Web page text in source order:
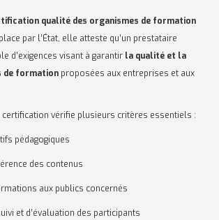
qualité des organismes de formation
par l’État, elle atteste qu’un prestataire
d’exigences visant à garantir la qualité et la
de formation proposées aux entreprises et aux
certification vérifie plusieurs critères essentiels :
pédagogiques
des contenus
aux publics concernés
et d’évaluation des participants